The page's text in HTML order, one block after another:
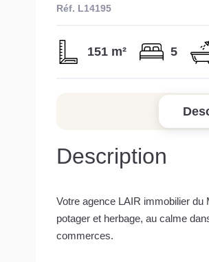
Réf. L14195
151 m² 5
Description
Votre agence LAIR immobilier
potager et herbage, au calme
commerces.